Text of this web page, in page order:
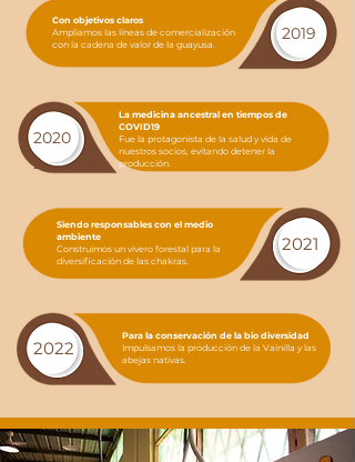
2019
Con objetivos claros
Ampliamos las líneas de comercialización
con la cadena de valor de la guayusa.
2020
2020
La medicina ancestral en tiempos de
COVID19
Fue la protagonista de la salud y vida de
nuestros socios, evitando detener la
producción.
2021
Siendo responsables con el medio
ambiente
Construimos un vivero forestal para la
diversificación de las chakras.
2022
Para la conservación de la bio diversidad
Impulsamos la producción de la Vainilla y las
abejas nativas.